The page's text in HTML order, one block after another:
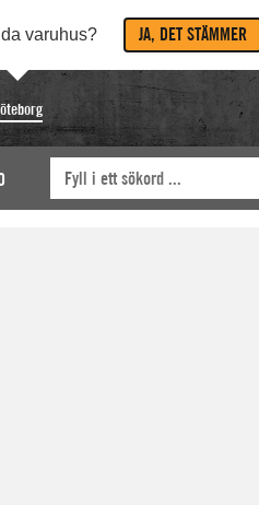
varuhus? JA, DET STÄMMER